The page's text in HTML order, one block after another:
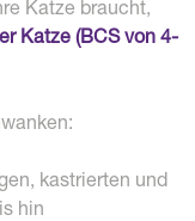
Katze braucht,
Katze (BCS von 4-
kastrierten und
hin